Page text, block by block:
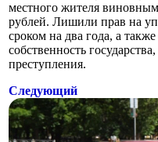
местного жителя
рублей. Лишили прав на
сроком на два года, а
собственность
преступления.
Следующий